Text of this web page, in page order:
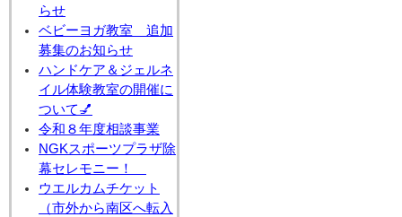
らせ
ベビーヨガ教室 追加
募集のお知らせ
ハンドケア＆ジェルネ
イル体験教室の開催に
ついて💅
令和８年度相談事業
NGKスポーツプラザ除
幕セレモニー！
ウエルカムチケット
（市外から南区へ転入